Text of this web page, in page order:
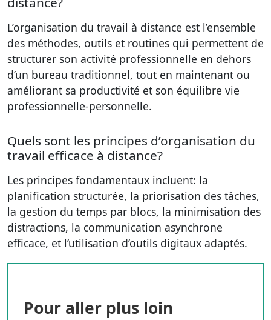
L’organisation du travail à distance est l’ensemble
des méthodes, outils et routines qui permettent de
structurer son activité professionnelle en dehors
d’un bureau traditionnel, tout en maintenant ou
améliorant sa productivité et son équilibre vie
professionnelle-personnelle.
Quels sont les principes d’organisation du
travail efficace à distance?
Les principes fondamentaux incluent: la
planification structurée, la priorisation des tâches,
la gestion du temps par blocs, la minimisation des
distractions, la communication asynchrone
efficace, et l’utilisation d’outils digitaux adaptés.
Pour aller plus loin